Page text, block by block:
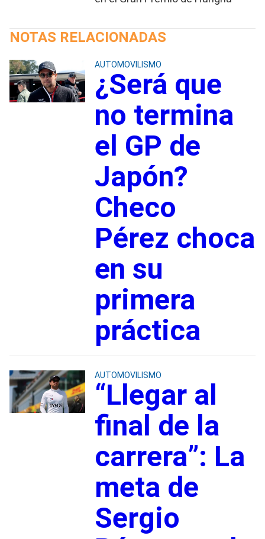
NOTAS RELACIONADAS
AUTOMOVILISMO
¿Será que
no termina
el GP de
Japón?
Checo
Pérez choca
en su
primera
práctica
AUTOMOVILISMO
“Llegar al
final de la
carrera”: La
meta de
Sergio